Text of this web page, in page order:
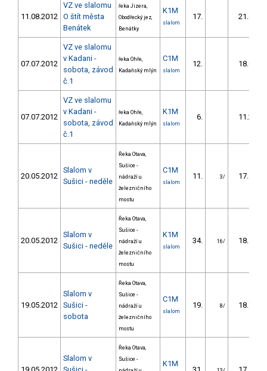
11.08.2012
VZ ve slalomu
O štít města
Benátek
řeka Jizera,
Obodřecký jez,
Benátky
K1M
slalom
17. 21.40
07.07.2012
VZ ve slalomu
v Kadani -
sobota, závod
č.1
řeka Ohře,
Kadaňský mlýn
C1M
slalom
12. 18.90
07.07.2012
VZ ve slalomu
v Kadani -
sobota, závod
č.1
řeka Ohře,
Kadaňský mlýn
K1M
slalom
6. 11.20
20.05.2012
Slalom v
Sušici - neděle
Řeka Otava,
Sušice -
nádraží u
železničního
mostu
C1M
slalom
11. 3/ 17.10
20.05.2012
Slalom v
Sušici - neděle
Řeka Otava,
Sušice -
nádraží u
železničního
mostu
K1M
slalom
34. 16/ 18.10
19.05.2012
Slalom v
Sušici -
sobota
Řeka Otava,
Sušice -
nádraží u
železničního
mostu
C1M
slalom
19. 8/ 18.70
Slalom v
Řeka Otava,
Sušice -
K1M